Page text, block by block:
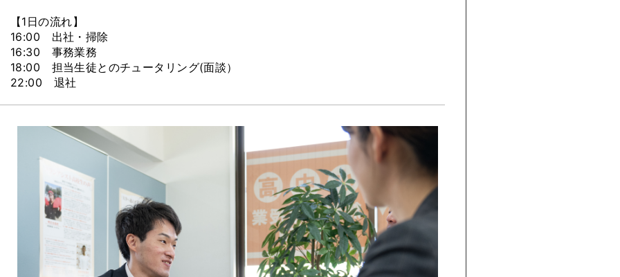
【1日の流れ】
16:00 出社・掃除
16:30 事務業務
18:00 担当生徒とのチュータリング(面談）
22:00 退社